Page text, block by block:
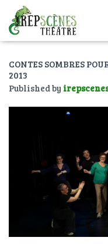
CONTES SOMBRES
2013
Published by